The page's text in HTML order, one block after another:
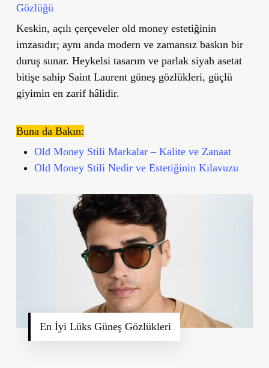
Gözlüğü
Keskin, açılı çerçeveler old money estetiğinin
imzasıdır; aynı anda modern ve zamansız baskın bir
duruş sunar. Heykelsi tasarım ve parlak siyah asetat
bitişe sahip Saint Laurent güneş gözlükleri, güçlü
giyimin en zarif hâlidir.
Buna da Bakın:
Old Money Stili Markalar – Kalite ve Zanaat
Old Money Stili Nedir ve Estetiğinin Kılavuzu
En İyi Lüks Güneş Gözlükleri